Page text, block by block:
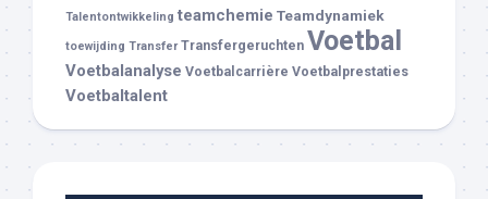
Talentontwikkeling teamchemie Teamdynamiek
toewijding Transfer Transfergeruchten Voetbal
Voetbalanalyse Voetbalcarrière Voetbalprestaties
Voetbaltalent